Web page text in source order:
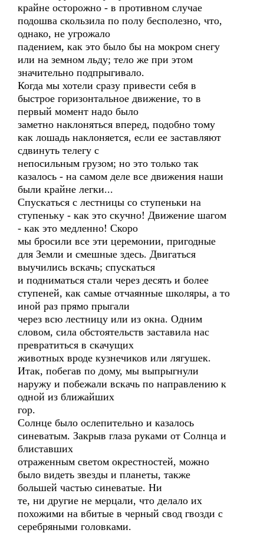
крайне осторожно - в противном случае
подошва скользила по полу бесполезно, что,
однако, не угрожало
падением, как это было бы на мокром снегу
или на земном льду; тело же при этом
значительно подпрыгивало.
Когда мы хотели сразу привести себя в
быстрое горизонтальное движение, то в
первый момент надо было
заметно наклоняться вперед, подобно тому
как лошадь наклоняется, если ее заставляют
сдвинуть телегу с
непосильным грузом; но это только так
казалось - на самом деле все движения наши
были крайне легки...
Спускаться с лестницы со ступеньки на
ступеньку - как это скучно! Движение шагом
- как это медленно! Скоро
мы бросили все эти церемонии, пригодные
для Земли и смешные здесь. Двигаться
выучились вскачь; спускаться
и подниматься стали через десять и более
ступеней, как самые отчаянные школяры, а то
иной раз прямо прыгали
через всю лестницу или из окна. Одним
словом, сила обстоятельств заставила нас
превратиться в скачущих
животных вроде кузнечиков или лягушек.
Итак, побегав по дому, мы выпрыгнули
наружу и побежали вскачь по направлению к
одной из ближайших
гор.
Солнце было ослепительно и казалось
синеватым. Закрыв глаза руками от Солнца и
блиставших
отраженным светом окрестностей, можно
было видеть звезды и планеты, также
большей частью синеватые. Ни
те, ни другие не мерцали, что делало их
похожими на вбитые в черный свод гвозди с
серебряными головками.